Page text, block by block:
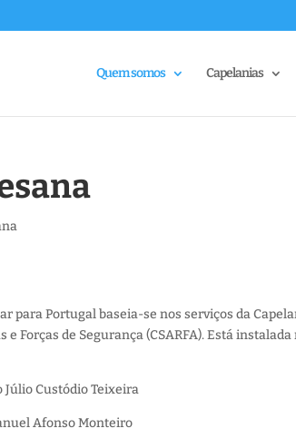
Quem somos Capelanias
para Portugal baseia-se nos serviços da
e Forças de Segurança (CSARFA). Está
Júlio Custódio Teixeira
Afonso Monteiro